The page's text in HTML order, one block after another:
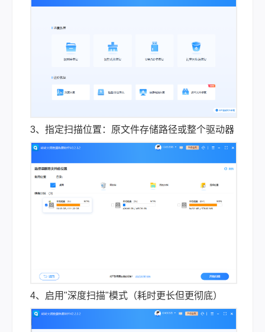
3、指定扫描位置：原文件存储路径或整个驱动器
4、启用"深度扫描"模式（耗时更长但更彻底）